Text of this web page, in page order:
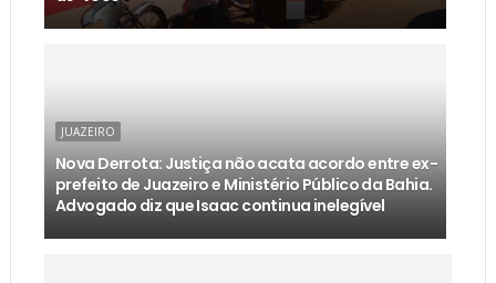
JUAZEIRO
Nova Derrota: Justiça não acata acordo entre ex-
prefeito de Juazeiro e Ministério Público da Bahia.
Advogado diz que Isaac continua inelegível